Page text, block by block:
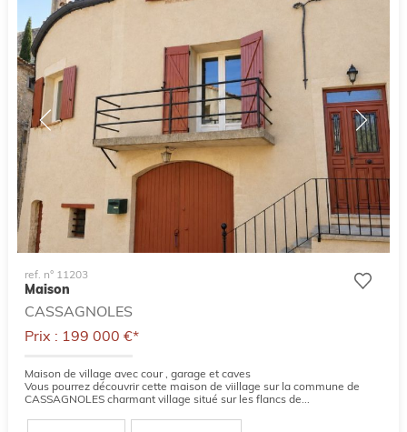
ref. n° 11203
Maison
CASSAGNOLES
Prix : 199 000 €*
Maison de village avec cour , garage et caves
Vous pourrez découvrir cette maison de viillage sur la commune de
CASSAGNOLES charmant village situé sur les flancs de...